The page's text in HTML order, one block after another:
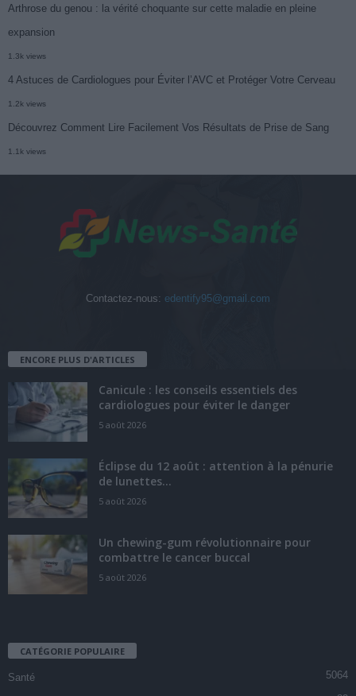
Arthrose du genou : la vérité choquante sur cette maladie en pleine
expansion
1.3k views
4 Astuces de Cardiologues pour Éviter l’AVC et Protéger Votre Cerveau
1.2k views
Découvrez Comment Lire Facilement Vos Résultats de Prise de Sang
1.1k views
Contactez-nous: edentify95@gmail.com
ENCORE PLUS D'ARTICLES
Canicule : les conseils essentiels des
cardiologues pour éviter le danger
5 août 2026
Éclipse du 12 août : attention à la pénurie
de lunettes...
5 août 2026
Un chewing-gum révolutionnaire pour
combattre le cancer buccal
5 août 2026
CATÉGORIE POPULAIRE
Santé 5064